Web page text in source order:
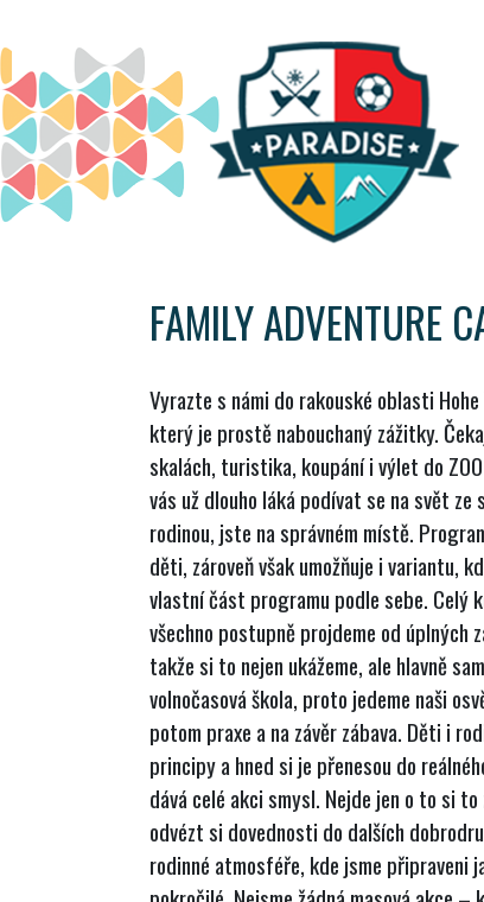
FAMILY ADVENTURE
Vyrazte s námi do rakouské oblasti
který je prostě nabouchaný zážitky.
skalách, turistika, koupání i výlet do
vás už dlouho láká podívat se na svět
rodinou, jste na správném místě.
děti, zároveň však umožňuje i variantu,
vlastní část programu podle sebe. Celý
všechno postupně projdeme od úplných
takže si to nejen ukážeme, ale hlavně
volnočasová škola, proto jedeme naši
potom praxe a na závěr zábava. Děti i
principy a hned si je přenesou do
dává celé akci smysl. Nejde jen o to si
odvézt si dovednosti do dalších
rodinné atmosféře, kde jsme připraveni